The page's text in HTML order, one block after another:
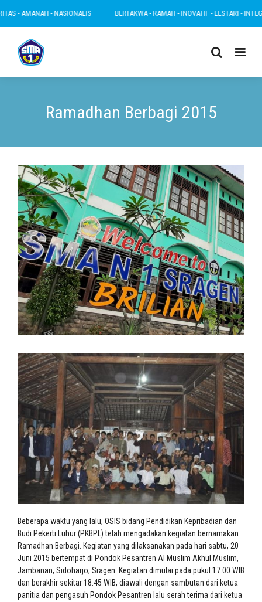
- NASIONALIS BERTAKWA - RAMAH - INOVATIF - LESTARI - INTEGRITAS -
Ramadhan Berbagi 2015
Beberapa waktu yang lalu, OSIS bidang Pendidikan Kepribadian dan
Budi Pekerti Luhur (PKBPL) telah mengadakan kegiatan bernamakan
Ramadhan Berbagi. Kegiatan yang dilaksanakan pada hari sabtu, 20
Juni 2015 bertempat di Pondok Pesantren Al Muslim Akhul Muslim,
Jambanan, Sidoharjo, Sragen. Kegiatan dimulai pada pukul 17.00 WIB
dan berakhir sekitar 18.45 WIB, diawali dengan sambutan dari ketua
panitia dan pengasuh Pondok Pesantren lalu serah terima dari ketua